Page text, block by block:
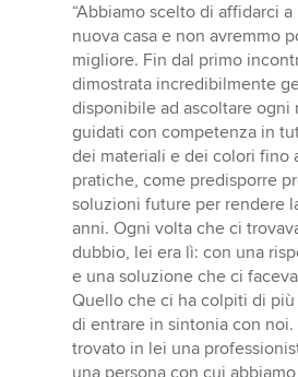
rating:
5
out
of
5
stars
“Abbiamo scelto di affidarci
nuova casa e non avremmo
migliore. Fin dal primo
dimostrata incredibilmente
disponibile ad ascoltare ogni
guidati con competenza in
dei materiali e dei colori fino
pratiche, come predisporre
soluzioni future per rendere
anni. Ogni volta che ci
dubbio, lei era lì: con una
e una soluzione che ci
Quello che ci ha colpiti di più
di entrare in sintonia con
trovato in lei una